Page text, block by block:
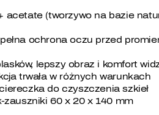
acetate (tworzywo na bazie
ochrona oczu przed
lepszy obraz i komfort
trwała w różnych warunkach
do czyszczenia szkieł
zauszniki 60 x 20 x 140 mm